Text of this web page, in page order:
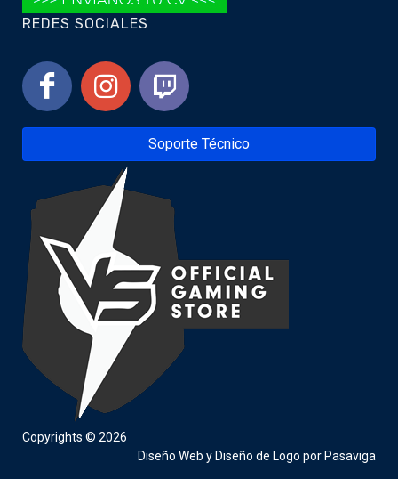
REDES SOCIALES
Soporte Técnico
Copyrights © 2026
Diseño Web y Diseño de Logo por Pasaviga